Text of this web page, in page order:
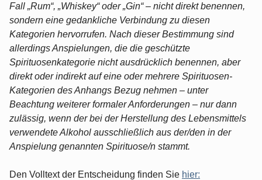
Fall „Rum“, „Whiskey“ oder „Gin“ – nicht direkt benennen,
sondern eine gedankliche Verbindung zu diesen
Kategorien hervorrufen. Nach dieser Bestimmung sind
allerdings Anspielungen, die die geschützte
Spirituosenkategorie nicht ausdrücklich benennen, aber
direkt oder indirekt auf eine oder mehrere Spirituosen-
Kategorien des Anhangs Bezug nehmen – unter
Beachtung weiterer formaler Anforderungen – nur dann
zulässig, wenn der bei der Herstellung des Lebensmittels
verwendete Alkohol ausschließlich aus der/den in der
Anspielung genannten Spirituose/n stammt.
Den Volltext der Entscheidung finden Sie hier: